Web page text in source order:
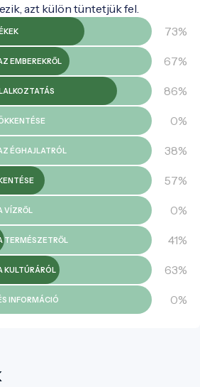
azt külön tüntetjük fel.
73%
EMBEREKRŐL 67%
86%
0%
ÉGHAJLATRÓL 38%
57%
VÍZRŐL 0%
TERMÉSZETRŐL 41%
KULTÚRÁRÓL 63%
INFORMÁCIÓ 0%